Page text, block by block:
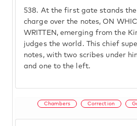
538. At the first gate stands
charge over the notes, ON
WRITTEN, emerging from the
judges the world. This chief
notes, with two scribes under
and one to the left.
Chambers Correction